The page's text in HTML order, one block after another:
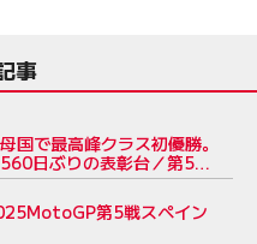
事
国で最高峰クラス初優勝。
日ぶりの表彰台／第5戦
第5戦スペイン